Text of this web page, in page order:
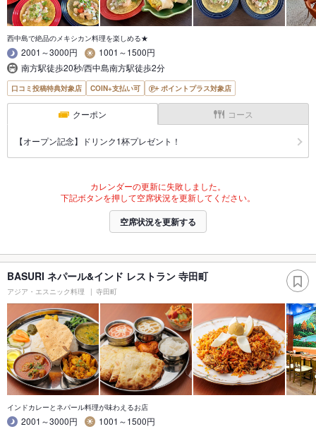
西中島で絶品のメキシカン料理を楽しめる★
2001～3000円
1001～1500円
南方駅徒歩20秒/西中島南方駅徒歩2分
口コミ投稿特典対象店 COIN+支払い可 ポイントプラス対象店
クーポン コース
【オープン記念】ドリンク1杯プレゼント！
カレンダーの更新に失敗しました。
下記ボタンを押して空席状況を更新してください。
空席状況を更新する
BASURI ネパール&インド レストラン 寺田町
アジア・エスニック料理 寺田町
インドカレーとネパール料理が味わえるお店
2001～3000円
1001～1500円